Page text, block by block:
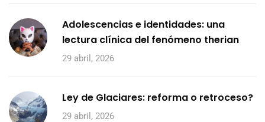
Adolescencias e identidades: una
lectura clínica del fenómeno therian
29 abril, 2026
Ley de Glaciares: reforma o retroceso?
29 abril, 2026